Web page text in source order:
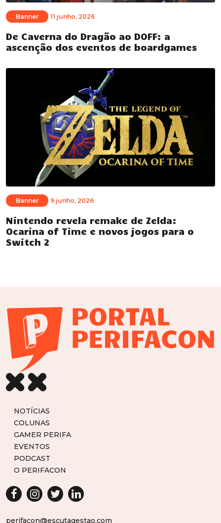
Banner 11 junho, 2026
De Caverna do Dragão ao DOFF: a
ascenção dos eventos de boardgames
Banner 9 junho, 2026
Nintendo revela remake de Zelda:
Ocarina of Time e novos jogos para o
Switch 2
NOTÍCIAS
COLUNAS
GAMER PERIFA
EVENTOS
PODCAST
O PERIFACON
perifacon@escutagestao.com